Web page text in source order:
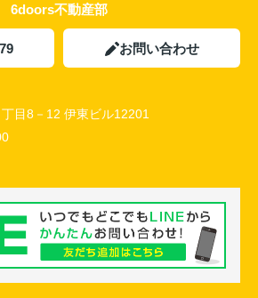
6doors不動産部
お問い合わせ
目8－12 伊東ビル12201